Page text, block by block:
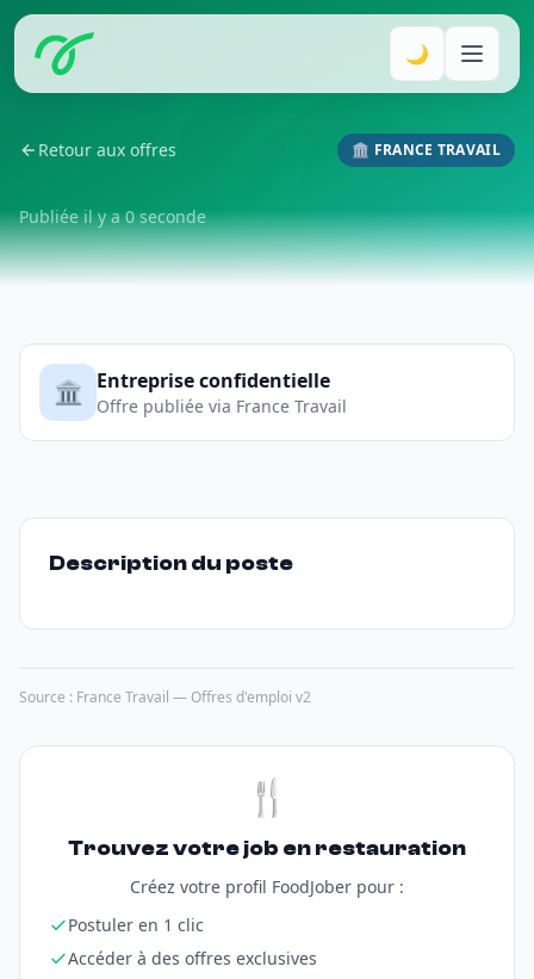
🌙
Retour aux offres 🏛️ FRANCE TRAVAIL
Publiée il y a 0 seconde
🏛️ Entreprise confidentielle
Offre publiée via France Travail
Description du poste
Source : France Travail — Offres d'emploi v2
🍴
Trouvez votre job en restauration
Créez votre profil FoodJober pour :
Postuler en 1 clic
Accéder à des offres exclusives